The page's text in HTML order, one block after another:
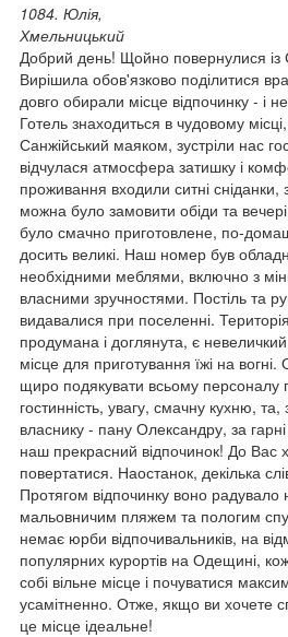
1084. Юлія,
Хмельницький
Добрий день! Щойно повернулися із
Вирішила обов'язково поділитися
довго обирали місце відпочинку - і
Готель знаходиться в чудовому
Санжійський маяком, зустріли нас
відчулася атмосфера затишку і
проживання входили ситні
можна було замовити обіди та
було смачно приготовлене, по-
досить великі. Наш номер був
необхідними меблями, включно з
власними зручностями. Постіль та
видавалися при поселенні.
продумана і доглянута, є
місце для приготування їжі на вогні.
щиро подякувати всьому персоналу
гостинність, увагу, смачну кухню, та,
власнику - пану Олександру, за
наш прекрасний відпочинок! До Вас
повертатися. Наостанок, декілька
Протягом відпочинку воно радувало
мальовничим пляжем та пологим
немає юрби відпочивальників, на
популярних курортів на Одещині,
собі вільне місце і почуватися
усамітненно. Отже, якщо ви хочете
це місце ідеальне!